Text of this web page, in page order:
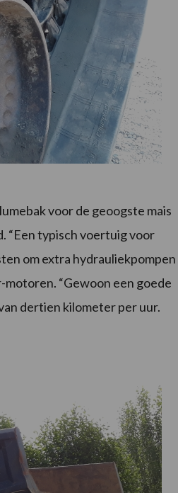
voor de geoogste mais
“Een typisch voertuig voor
om extra hydrauliekpompen
“Gewoon een goede
dertien kilometer per uur.